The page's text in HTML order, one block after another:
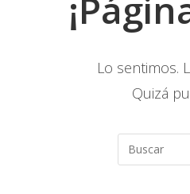
Lo sentimos.
Quizá